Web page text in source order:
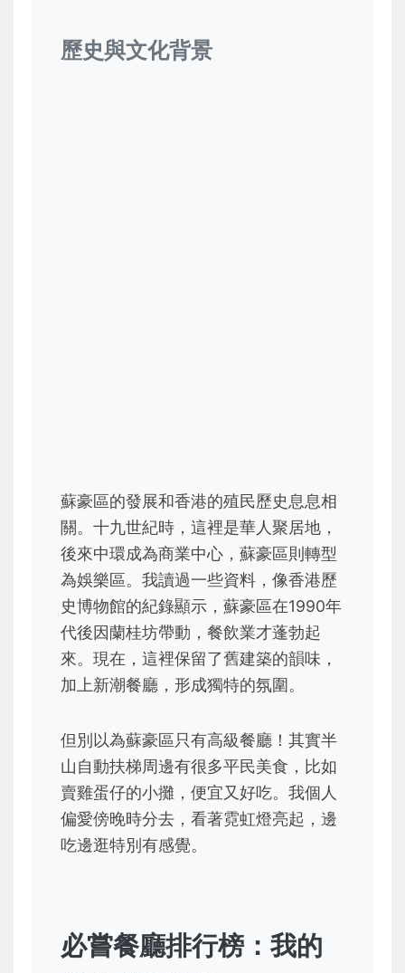
歷史與文化背景
蘇豪區的發展和香港的殖民歷史息息相
關。十九世紀時，這裡是華人聚居地，
後來中環成為商業中心，蘇豪區則轉型
為娛樂區。我讀過一些資料，像香港歷
史博物館的紀錄顯示，蘇豪區在1990年
代後因蘭桂坊帶動，餐飲業才蓬勃起
來。現在，這裡保留了舊建築的韻味，
加上新潮餐廳，形成獨特的氛圍。
但別以為蘇豪區只有高級餐廳！其實半
山自動扶梯周邊有很多平民美食，比如
賣雞蛋仔的小攤，便宜又好吃。我個人
偏愛傍晚時分去，看著霓虹燈亮起，邊
吃邊逛特別有感覺。
必嘗餐廳排行榜：我的